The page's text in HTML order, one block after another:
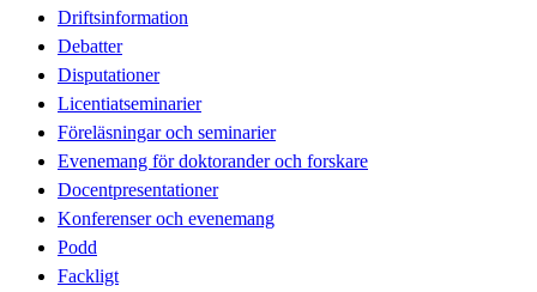
Driftsinformation
Debatter
Disputationer
Licentiatseminarier
Föreläsningar och seminarier
Evenemang för doktorander och forskare
Docentpresentationer
Konferenser och evenemang
Podd
Fackligt